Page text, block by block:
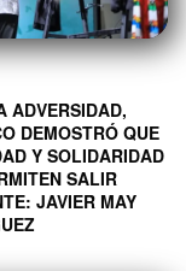
ADVERSIDAD,
DEMOSTRÓ QUE
Y SOLIDARIDAD
SALIR
JAVIER MAY